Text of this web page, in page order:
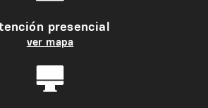
presencial
ver mapa